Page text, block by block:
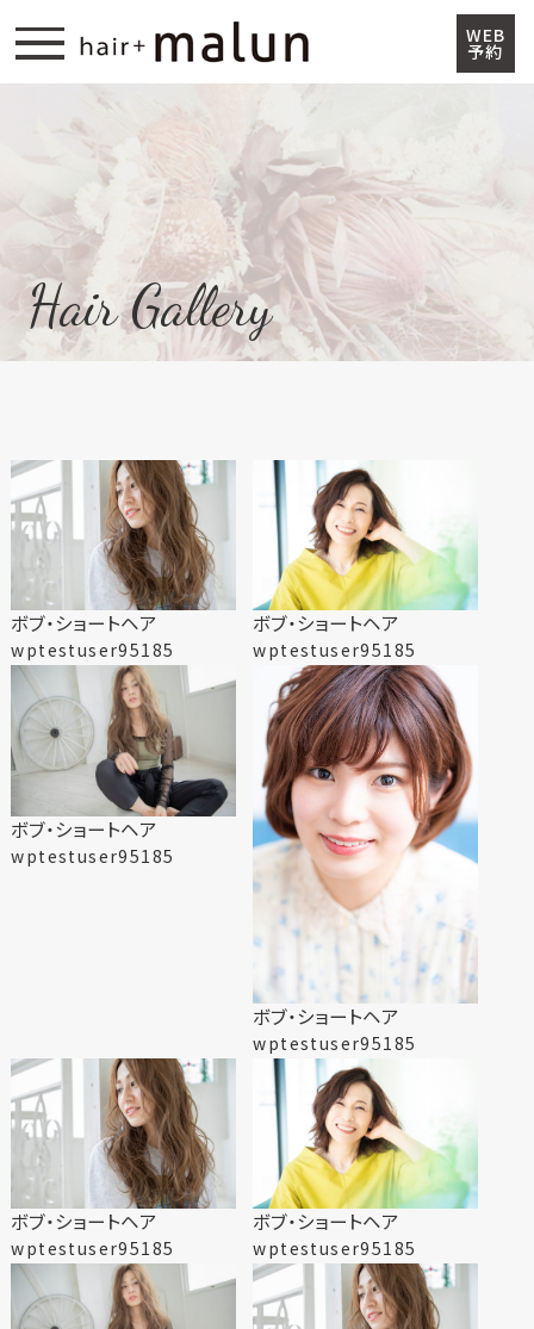
Information
Concept
Staff
Shop Information
Menu &Price
Address
331-0804 埼玉県さいたま市北区
土呂町1-25-4 NKビル101
Opening hours
平日、土曜 9:00〜19:00
日曜、祝日 9:00〜18:00
Closed
月曜日＋不定休日
各種クレジットカード可
paypay
Tel. 048-788-4779
WEB予約
WEB
予約
Hair Gallery
ボブ・ショートヘア
wptestuser95185
ボブ・ショートヘア
wptestuser95185
ボブ・ショートヘア
wptestuser95185
ボブ・ショートヘア
wptestuser95185
ボブ・ショートヘア
wptestuser95185
ボブ・ショートヘア
wptestuser95185